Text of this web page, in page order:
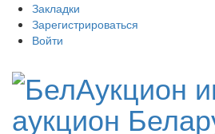
Закладки
Зарегистрироваться
Войти